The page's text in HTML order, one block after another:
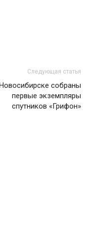
Следующая статья
собраны
первые экземпляры
спутников «Грифон»